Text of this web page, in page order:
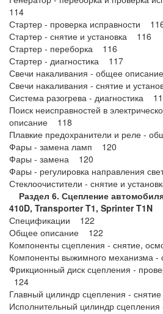
114
Стартер - проверка исправности
Стартер - снятие и установка 116
Стартер - переборка 116
Стартер - диагностика 117
Свечи накаливания - общее
Свечи накаливания - снятие и
Система разогрева - диагностика
Поиск неисправностей в
описание 118
Плавкие предохранители и реле -
Фары - замена ламп 120
Фары - замена 120
Фары - регулировка направления
Стеклоочистители - снятие и
Раздел 6. Сцепление
410D, Transporter T1, Sprinter T1N
Спецификации 122
Общее описание 122
Компоненты сцепления - снятие,
Компоненты выжимного механизма -
Фрикционный диск сцепления -
124
Главный цилиндр сцепления -
Исполнительный цилиндр сцепления